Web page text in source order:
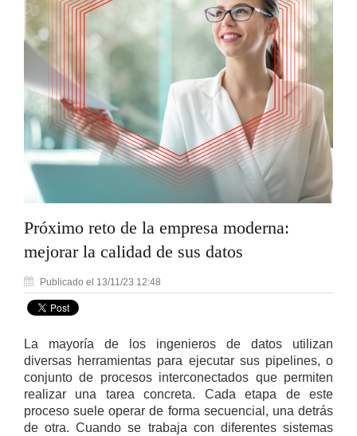
Próximo reto de la empresa moderna:
mejorar la calidad de sus datos
Publicado el 13/11/23 12:48
La mayoría de los ingenieros de datos utilizan
diversas herramientas para ejecutar sus pipelines, o
conjunto de procesos interconectados que permiten
realizar una tarea concreta. Cada etapa de este
proceso suele operar de forma secuencial, una detrás
de otra. Cuando se trabaja con diferentes sistemas